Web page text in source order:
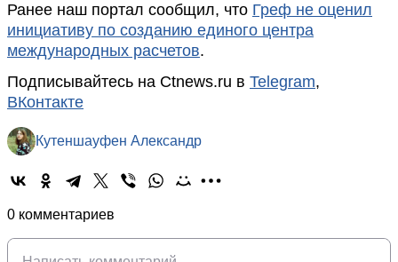
Ранее наш портал сообщил, что Греф не оценил
инициативу по созданию единого центра
международных расчетов.
Подписывайтесь на Ctnews.ru в Telegram,
ВКонтакте
Кутеншауфен Александр
0 комментариев